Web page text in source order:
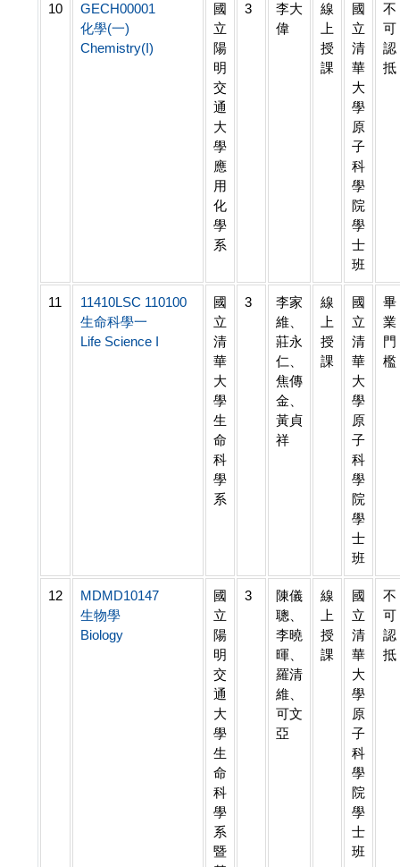
10
GECH00001
化學(一)
Chemistry(I)
國
立
陽
明
交
通
大
學
應
用
化
學
系
3
李大
偉
線
上
授
課
國
立
清
華
大
學
原
子
科
學
院
學
士
班
不
可
認
抵
11
11410LSC 110100
生命科學一
Life Science I
國
立
清
華
大
學
生
命
科
學
系
3
李家
維、
莊永
仁、
焦傳
金、
黃貞
祥
線
上
授
課
國
立
清
華
大
學
原
子
科
學
院
學
士
班
畢
業
門
檻
12
MDMD10147
生物學
Biology
國
立
陽
明
交
通
大
學
生
命
科
學
系
暨
3
陳儀
聰、
李曉
暉、
羅清
維、
可文
亞
線
上
授
課
國
立
清
華
大
學
原
子
科
學
院
學
士
班
不
可
認
抵